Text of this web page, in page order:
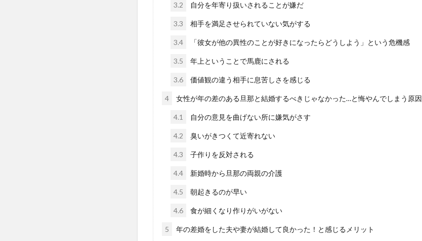
3.2 自分を年寄り扱いされることが嫌だ
3.3 相手を満足させられていない気がする
3.4 「彼女が他の異性のことが好きになったらどうしよう」という危機感
3.5 年上ということで馬鹿にされる
3.6 価値観の違う相手に息苦しさを感じる
4 女性が年の差のある旦那と結婚するべきじゃなかった…と悔やんでしまう原因
4.1 自分の意見を曲げない所に嫌気がさす
4.2 臭いがきつくて近寄れない
4.3 子作りを反対される
4.4 新婚時から旦那の両親の介護
4.5 朝起きるのが早い
4.6 食が細くなり作りがいがない
5 年の差婚をした夫や妻が結婚して良かった！と感じるメリット